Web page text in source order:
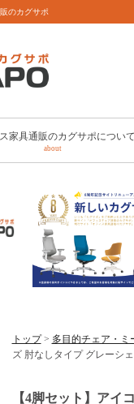
のカグサポ
家具通販のカグサポについて
about
トップ> 多目的チェア・ミ
ズ 肘なしタイプ グレーシ
【4脚セット】アイ